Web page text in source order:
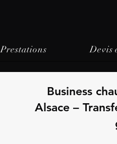
Prestations Devis
Business
Alsace –